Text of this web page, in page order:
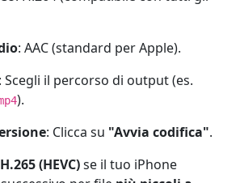
: AAC (standard per Apple).
: Scegli il percorso di output (es.
).
: Clicca su "Avvia codifica".
H.265 (HEVC)se il tuo iPhone